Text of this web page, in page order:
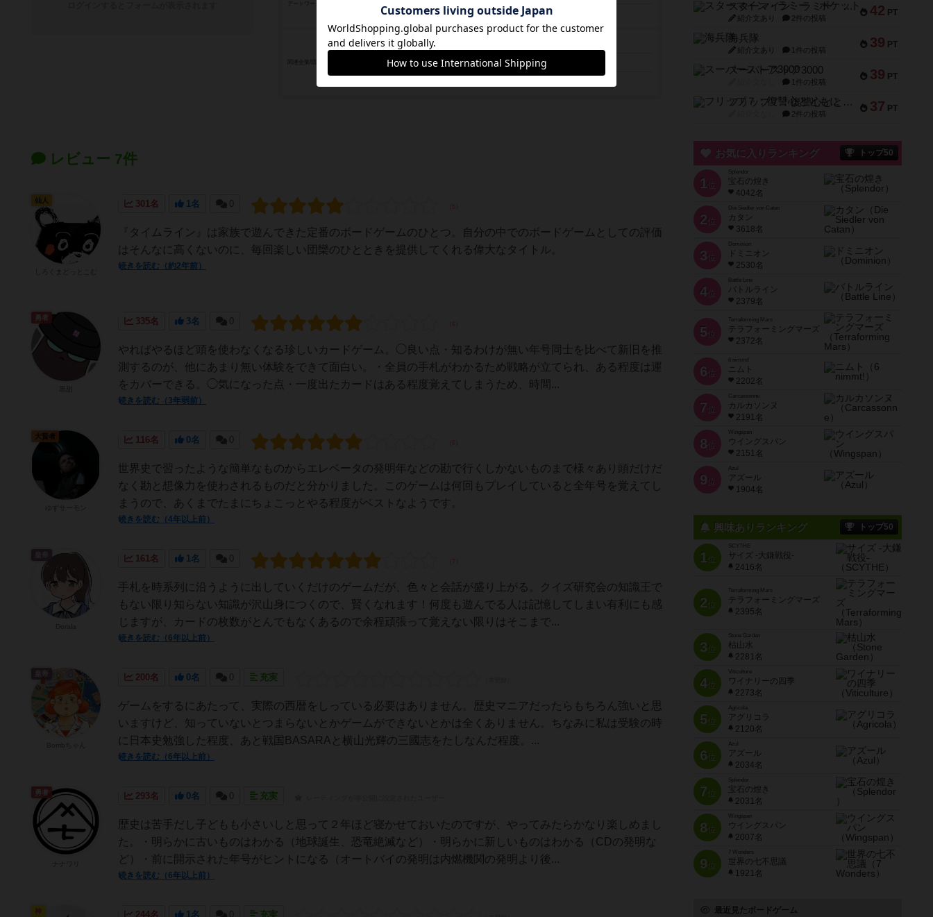
ニコラス・フラクタス（Nicolas Fructus）
アスモデ（Asmodee）
アステリオン・プレス（Asterion Press）
レビュー 7件
301名 1名 0
『タイムライン』は家族で遊んできた定番のボードゲームのひとつ。自分の中でのボードゲームとしての評価
はそんなに高くないのに、毎回楽しい団欒のひとときを提供してくれる偉大なタイトル。
続きを読む（約2年前）
仙人
335名 3名 0
やればやるほど頭を使わなくなる珍しいカードゲーム。◯良い点・知るわけが無い年号同士を比べて新旧を推
測するのが、他にあまり無い体験をできて面白い。・全員の手札がわかるため戦略が立てられ、ある程度は運
をカバーできる。◯気になった点・一度出たカードはある程度覚えてしまうため、時間...
続きを読む（3年弱前）
勇者
116名 0名 0
世界史で習ったような簡単なものからエレベータの発明年などの勘で行くしかないものまで様々あり頭だけだ
なく勘と想像力を使わされるものだと分かりました。このゲームは何回もプレイしていると全年号を覚えてし
まうので、あくまでたまにちょこっとやる程度がベストなようです。
続きを読む（4年以上前）
大賢者
161名 1名 0
手札を時系列に沿うように出していくだけのゲームだが、色々と会話が盛り上がる。クイズ研究会の知識王で
もない限り知らない知識が沢山身につくので、賢くなれます！何度も遊んでる人は記憶してしまい有利にも感
じますが、カードの枚数がとんでもなくあるので余程頑張って覚えない限りはそこまで...
続きを読む（6年以上前）
皇帝
200名 0名 0 充実
ゲームをするにあたって、実際の西暦をしっている必要はありません。歴史マニアだったらもちろん強いと思
いますけど、知っていないとつまらないとかゲームができないとかは全くありません。ちなみに私は受験の時
に日本史勉強した程度、あと戦国BASARAと横山光輝の三國志をたしなんだ程度。...
続きを読む（6年以上前）
皇帝
293名 0名 0 充実
歴史は苦手だし子どもも小さいしと思って２年ほど寝かせておいたのですが、やってみたらかなり楽しめまし
た。・明らかに古いものはわかる（地球誕生、恐竜絶滅など）・明らかに新しいものはわかる（CDの発明な
ど）・前に開示された年号がヒントになる（オートバイの発明は内燃機関の発明より後...
続きを読む（6年以上前）
勇者
244名 1名 0 充実
42 PT
スターマイン・ラミー ポケット
紹介文あり 2件の投稿
39 PT
海兵隊
紹介文あり 1件の投稿
39 PT
スーパーストア3000
1件の投稿
37 PT
フリップ７：復讐心とともに
2件の投稿
お気に入りランキング トップ50
1 位
宝石の煌き
4042名
2 位
Die Siedler von Catan
カタン
3618名
3 位
ドミニオン
2530名
4位
Battle Line
バトルライン
2379名
5 位
Terraforming Mars
テラフォーミングマーズ
2372名
6 位
ニムト
2202名
7 位
Carcassonne
カルカソンヌ
2191名
8 位
Wingspan
ウイングスパン
2151名
9 位
Azul
アズール
1904名
興味ありランキング トップ50
1位
SCYTHE
サイズ -大鎌戦役-
2416名
2位
Terraforming Mars
テラフォーミングマーズ
2395名
3位
Stone Garden
枯山水
2281名
4位
Viticulture
ワイナリーの四季
2273名
5位
Agricola
アグリコラ
2120名
6位
Azul
アズール
2034名
7位
宝石の煌き
2031名
8位
Wingspan
ウイングスパン
2007名
9位
7 Wonders
世界の七不思議
1921名
最近見たボードゲーム